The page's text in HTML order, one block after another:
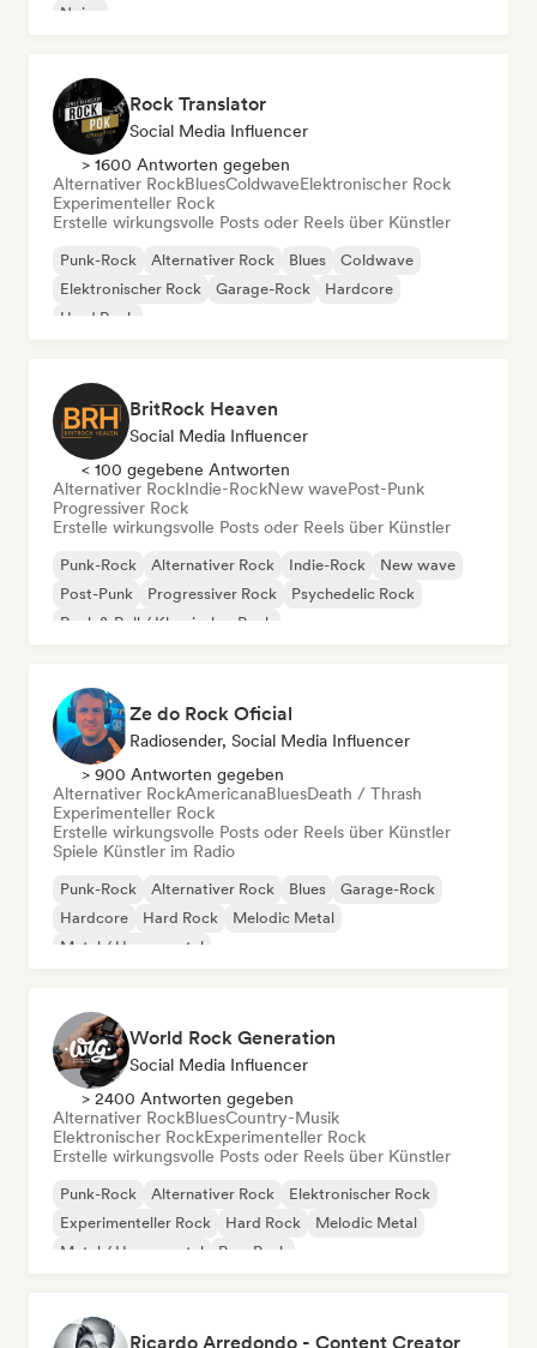
Noise
Rock Translator
Social Media Influencer
> 1600 Antworten gegeben
Alternativer RockBluesColdwaveElektronischer Rock
Experimenteller Rock
Erstelle wirkungsvolle Posts oder Reels über Künstler
Punk-Rock Alternativer Rock Blues
Coldwave
Elektronischer Rock
Garage-Rock
Hardcore
Hard Rock
BritRock Heaven
Social Media Influencer
< 100 gegebene Antworten
Alternativer RockIndie-RockNew wavePost-Punk
Progressiver Rock
Erstelle wirkungsvolle Posts oder Reels über Künstler
Punk-Rock Alternativer Rock Indie-Rock
New wave
Post-Punk
Progressiver Rock
Psychedelic Rock
Rock & Roll / Klassischer Rock
Ze do Rock Oficial
Radiosender, Social Media Influencer
> 900 Antworten gegeben
Alternativer RockAmericanaBluesDeath / Thrash
Experimenteller Rock
Erstelle wirkungsvolle Posts oder Reels über Künstler
Spiele Künstler im Radio
Punk-Rock Alternativer Rock Blues
Garage-Rock
Hardcore
Hard Rock
Melodic Metal
Metal / Heavy metal
World Rock Generation
Social Media Influencer
> 2400 Antworten gegeben
Alternativer RockBluesCountry-Musik
Elektronischer RockExperimenteller Rock
Erstelle wirkungsvolle Posts oder Reels über Künstler
Punk-Rock Alternativer Rock
Elektronischer Rock
Experimenteller Rock
Hard Rock
Melodic Metal
Metal / Heavy metal
Pop-Punk
Ricardo Arredondo - Content Creator